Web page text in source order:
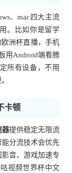
、mac四大主流
。比如你是留学
洲杯直播，手机
用Android端看腾
所有设备，不用
卡顿
器提供稳定无限流
分流技术会优先
音、游戏加速专
视频世界杯中文